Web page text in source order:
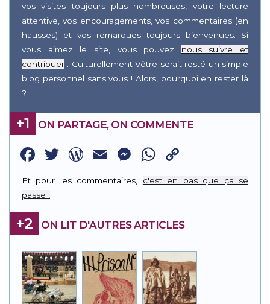
vos visites toujours plus nombreuses, votre lecture
attentive, vos encouragements, vos commentaires (en
hausses) et vos remarques toujours bienvenues. Si
vous aimez le site, vous pouvez nous suivre et
contribuer : Culturellement Vôtre serait resté un simple
blog personnel sans vous ! Alors, pourquoi en rester là
?
+1 ON PARTAGE, ON COMMENTE
Facebook
Twitter
WordPress
EmailMessenger
WhatsApp
Link
Et pour les commentaires, c'est en bas que ça se
passe !
+2 ON LIT D'AUTRES ARTICLES